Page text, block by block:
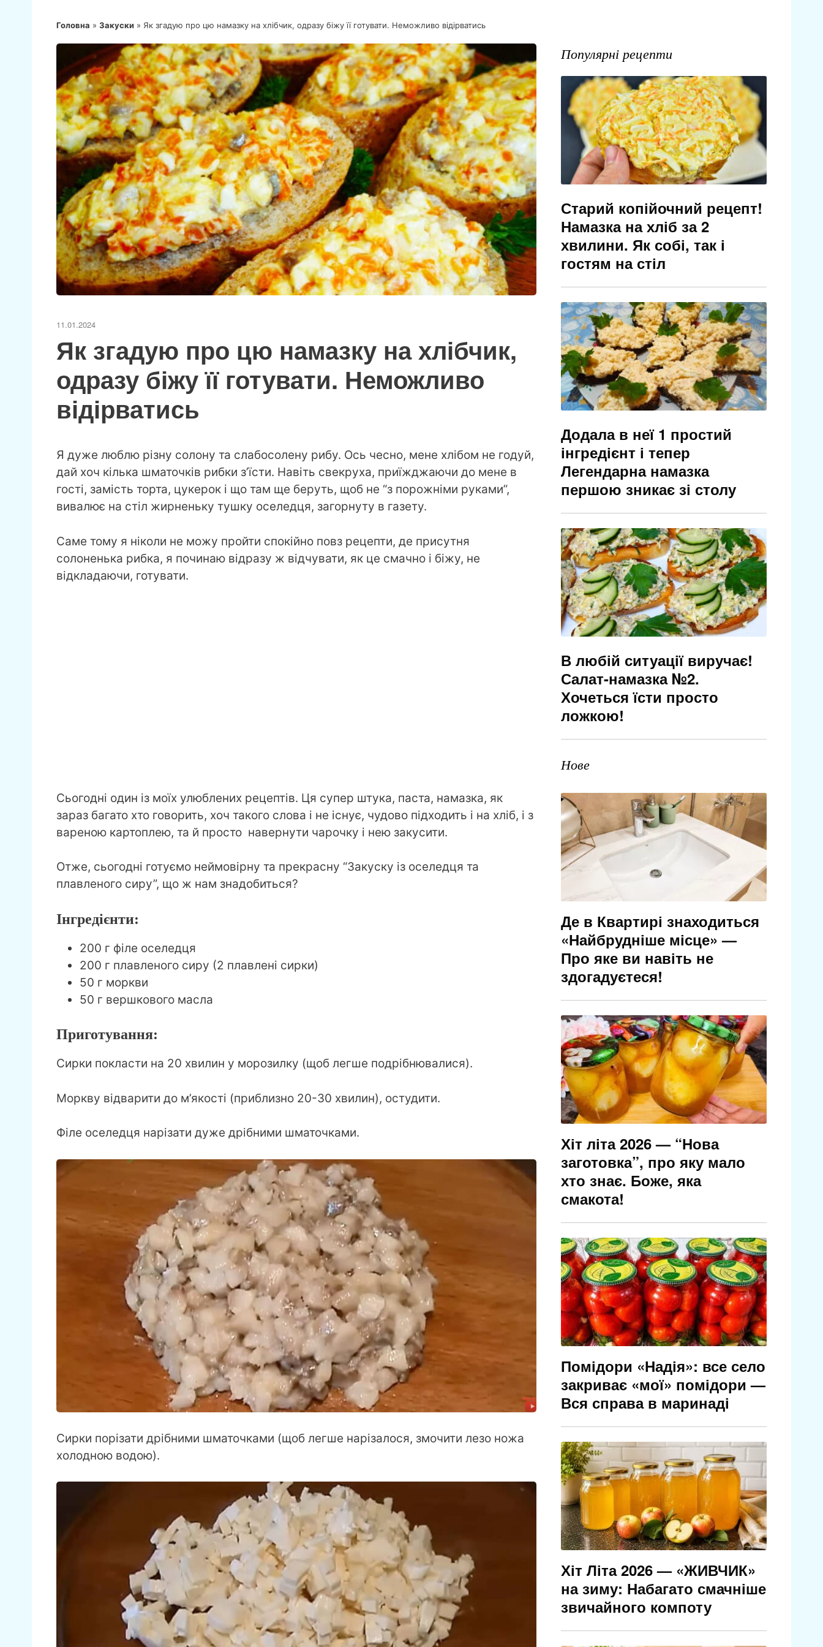
Головна » Закуски » Як згадую про цю намазку на хлібчик, одразу біжу її готувати. Неможливо відірватись
11.01.2024
Як згадую про цю намазку на хлібчик,
одразу біжу її готувати. Неможливо
відірватись
Я дуже люблю різну солону та слабосолену рибу. Ось чесно, мене хлібом не годуй,
дай хоч кілька шматочків рибки з’їсти. Навіть свекруха, приїжджаючи до мене в
гості, замість торта, цукерок і що там ще беруть, щоб не “з порожніми руками”,
вивалює на стіл жирненьку тушку оселедця, загорнуту в газету.
Саме тому я ніколи не можу пройти спокійно повз рецепти, де присутня
солоненька рибка, я починаю відразу ж відчувати, як це смачно і біжу, не
відкладаючи, готувати.
Сьогодні один із моїх улюблених рецептів. Ця супер штука, паста, намазка, як
зараз багато хто говорить, хоч такого слова і не існує, чудово підходить і на хліб, і з
вареною картоплею, та й просто навернути чарочку і нею закусити.
Отже, сьогодні готуємо неймовірну та прекрасну “Закуску із оселедця та
плавленого сиру”, що ж нам знадобиться?
Інгредієнти:
200 г філе оселедця
200 г плавленого сиру (2 плавлені сирки)
50 г моркви
50 г вершкового масла
Приготування:
Сирки покласти на 20 хвилин у морозилку (щоб легше подрібнювалися).
Моркву відварити до м’якості (приблизно 20-30 хвилин), остудити.
Філе оселедця нарізати дуже дрібними шматочками.
Сирки порізати дрібними шматочками (щоб легше нарізалося, змочити лезо ножа
холодною водою).
Популярні рецепти
Старий копійочний рецепт!
Намазка на хліб за 2
хвилини. Як собі, так і
гостям на стіл
Додала в неї 1 простий
інгредієнт і тепер
Легендарна намазка
першою зникає зі столу
В любій ситуації виручає!
Салат-намазка №2.
Хочеться їсти просто
ложкою!
Нове
Де в Квартирі знаходиться
«Найбрудніше місце» —
Про яке ви навіть не
здогадуєтеся!
Хіт літа 2026 — “Нова
заготовка”, про яку мало
хто знає. Боже, яка
смакота!
Помідори «Надія»: все село
закриває «мої» помідори —
Вся справа в маринаді
Хіт Літа 2026 — «ЖИВЧИК»
на зиму: Набагато смачніше
звичайного компоту